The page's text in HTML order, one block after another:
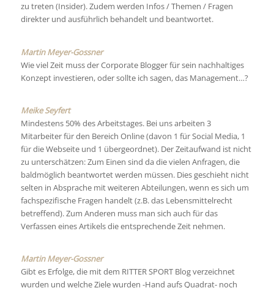
zu treten (Insider). Zudem werden Infos / Themen / Fragen
direkter und ausführlich behandelt und beantwortet.
Martin Meyer-Gossner
Wie viel Zeit muss der Corporate Blogger für sein nachhaltiges
Konzept investieren, oder sollte ich sagen, das Management…?
Meike Seyfert
Mindestens 50% des Arbeitstages. Bei uns arbeiten 3
Mitarbeiter für den Bereich Online (davon 1 für Social Media, 1
für die Webseite und 1 übergeordnet). Der Zeitaufwand ist nicht
zu unterschätzen: Zum Einen sind da die vielen Anfragen, die
baldmöglich beantwortet werden müssen. Dies geschieht nicht
selten in Absprache mit weiteren Abteilungen, wenn es sich um
fachspezifische Fragen handelt (z.B. das Lebensmittelrecht
betreffend). Zum Anderen muss man sich auch für das
Verfassen eines Artikels die entsprechende Zeit nehmen.
Martin Meyer-Gossner
Gibt es Erfolge, die mit dem RITTER SPORT Blog verzeichnet
wurden und welche Ziele wurden -Hand aufs Quadrat- noch